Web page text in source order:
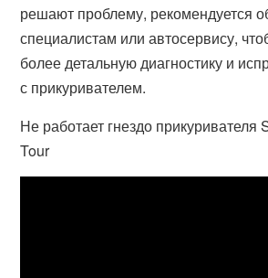
решают проблему, рекомендуется
специалистам или автосервису,
более детальную диагностику и
с прикуривателем.
Не работает гнездо прикуривателя
Tour